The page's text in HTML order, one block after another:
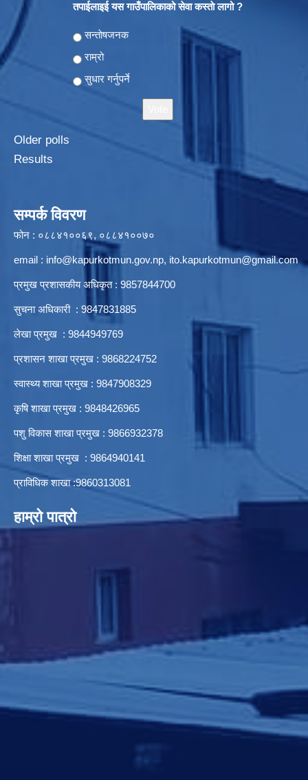
तपाईलाइई यस गाउँपालिकाको सेवा कस्ताे लागो ?
Choices
सन्ताेषजनक
राम्रो
सुधार गर्नुपर्ने
Older polls
Results
सम्पर्क विवरण
फोन : ०८८४१००६९, ०८८४१००७०
email : info@kapurkotmun.gov.np, ito.kapurkotmun@gmail.com
प्रमुख प्रशासकीय अधिकृत : 9857844700
सुचना अधिकारी : 9847831885
लेखा प्रमुख : 9844949769
प्रशासन शाखा प्रमुख : 9868224752
स्वास्थ्य शाखा प्रमुख : 9847908329
कृषि शाखा प्रमुख : 9848426965
पशु विकास शाखा प्रमुख : 9866932378
शिक्षा शाखा प्रमुख : 9864940141
प्राविधिक शाखा :9860313081
हाम्रो पात्रो